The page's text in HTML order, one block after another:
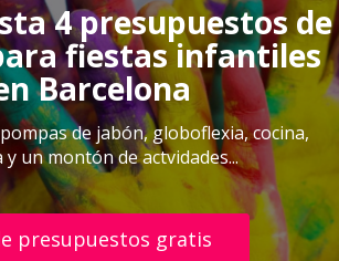
4 presupuestos de
fiestas infantiles
Barcelona
de jabón, globoflexia, cocina,
y un montón de actvidades...
presupuestos gratis